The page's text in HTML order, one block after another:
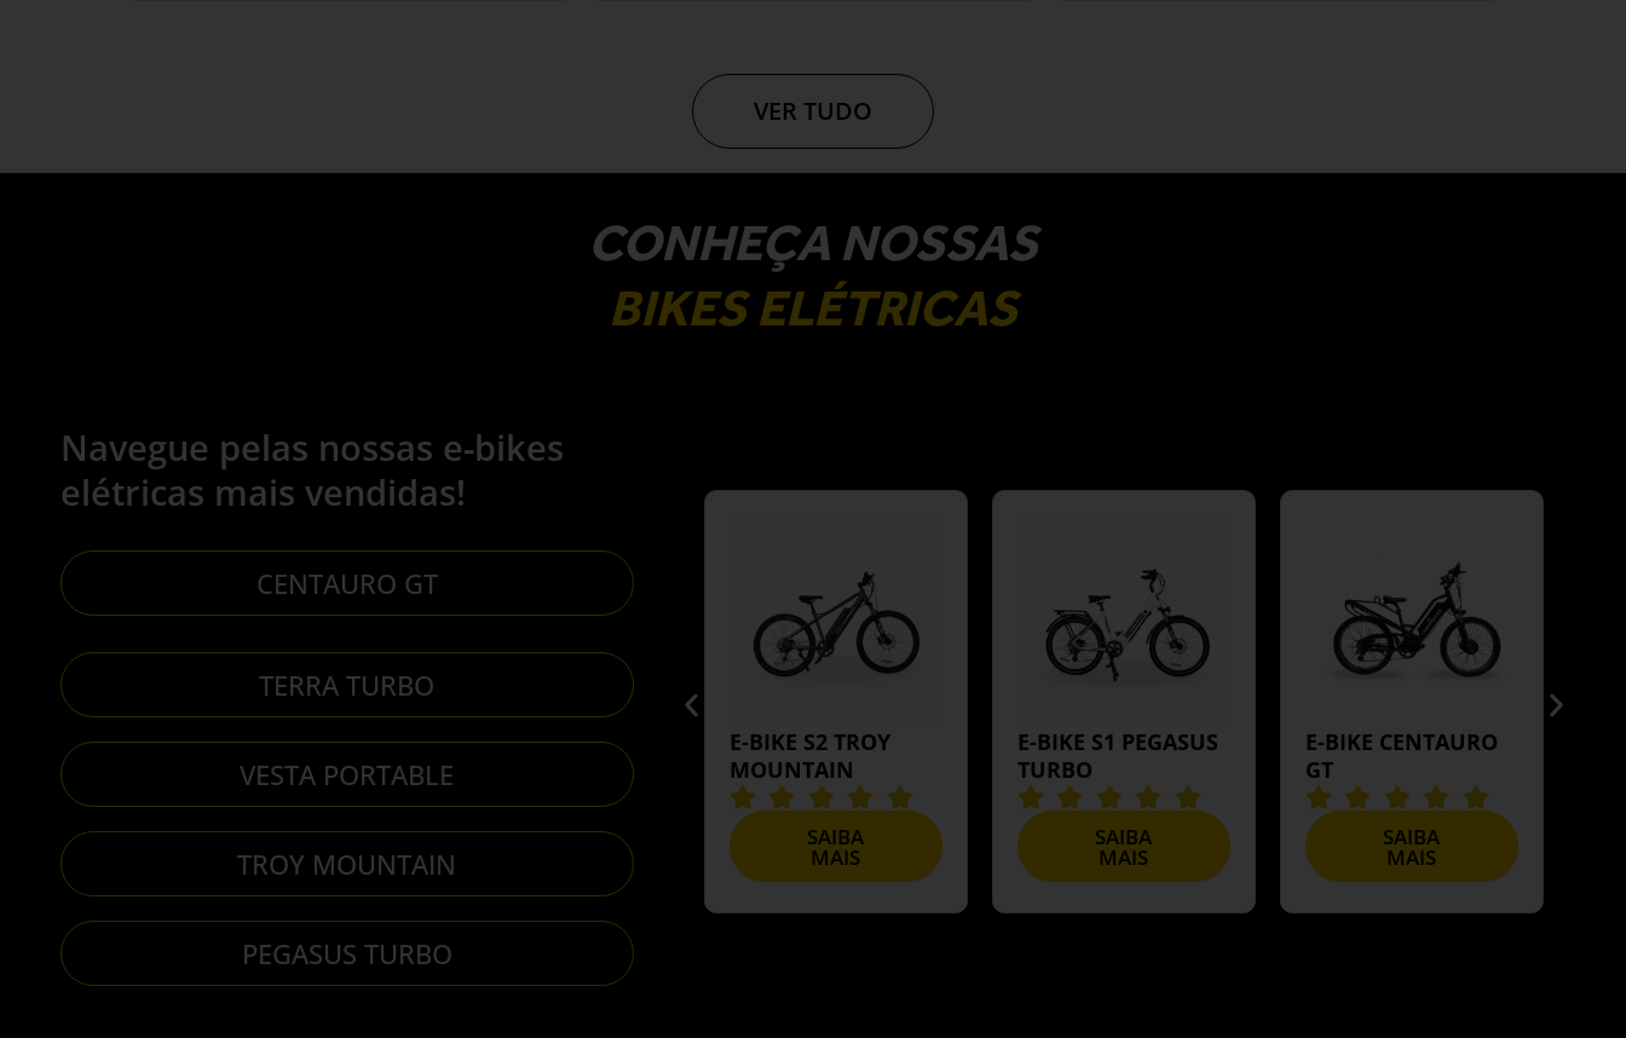
VER TUDO
CONHEÇA NOSSAS
BIKES ELÉTRICAS
Navegue pelas nossas e-bikes
elétricas mais vendidas!
CENTAURO GT
TERRA TURBO
VESTA PORTABLE
TROY MOUNTAIN
PEGASUS TURBO
E-BIKE S3 TERRA
SAIBA
MAIS
E-BIKE S1 VESTA
PORTABLE
SAIBA
E-BIKE S2 TROY
MOUNTAIN
SAIBA
MAIS
E-BIKE S1 PEGASUS
TURBO
SAIBA
MAIS
E-BIKE CENTAURO
GT
SAIBA
MAIS